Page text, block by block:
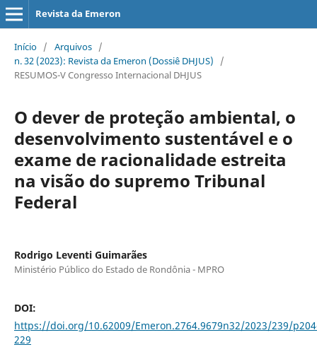
Revista da Emeron
Início / Arquivos /
n. 32 (2023): Revista da Emeron (Dossiê DHJUS)
/
RESUMOS-V Congresso Internacional DHJUS
O dever de proteção ambiental, o
desenvolvimento sustentável e o
exame de racionalidade estreita
na visão do supremo Tribunal
Federal
Rodrigo Leventi Guimarães
Ministério Público do Estado de Rondônia - MPRO
DOI:
https://doi.org/10.62009/Emeron.2764.9679n32/2023/239/
229